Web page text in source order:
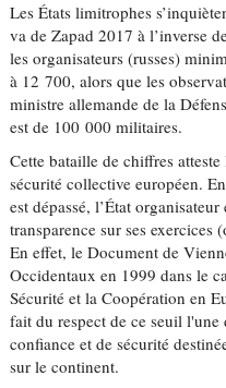
Les États limitrophes
va de Zapad 2017 à l’inverse
les organisateurs (russes)
à 12 700, alors que les
ministre allemande de la
est de 100 000 militaires.
Cette bataille de chiffres
sécurité collective européen.
est dépassé, l’État
transparence sur ses exercices
En effet, le Document de
Occidentaux en 1999 dans le
Sécurité et la Coopération en
fait du respect de ce seuil
confiance et de sécurité
sur le continent.